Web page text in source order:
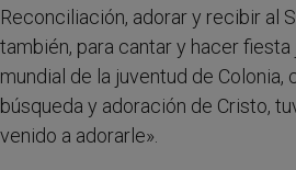
Reconciliación, adorar y recibir al
también, para cantar y hacer fiesta
mundial de la juventud de Colonia,
búsqueda y adoración de Cristo,
venido a adorarle».